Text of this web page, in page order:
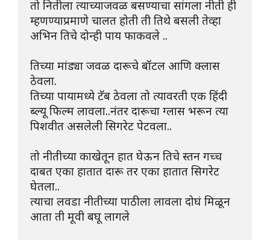
तो नितीला त्याच्याजवळ बसण्याचा सांगला नीती ही
म्हणण्याप्रमाणे चालत होती ती तिथे बसली तेव्हा
अभिन तिचे दोन्ही पाय फाकवले ..
तिच्या मांड्या जवळ दारूचे बॉटल आणि क्लास
ठेवला.
तिच्या पायामध्ये टॅब ठेवला तो त्यावरती एक हिंदी
ब्ल्यू फिल्म लावला..नंतर दारूचा ग्लास भरून त्या
पिशवीत असलेली सिगरेट पेटवला..
तो नीतीच्या काखेतून हात घेऊन तिचे स्तन गच्च
दाबत एका हातात दारू तर एका हातात सिगरेट
घेतला..
त्याचा लवडा नीतीच्या पाठीला लावला दोघं मिळून
आता ती मूवी बघू लागले